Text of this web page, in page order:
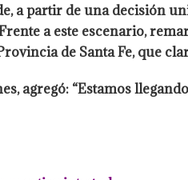
a partir de una decisión
a este escenario,
de Santa Fe, que
agregó: “Estamos